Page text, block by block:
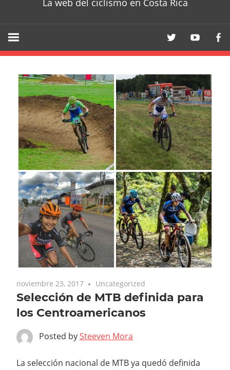
La web del ciclismo en Costa Rica
noviembre 23, 2017 Uncategorized
Selección de MTB definida para
los Centroamericanos
Posted bySteeven Mora
La selección nacional de MTB ya quedó definida